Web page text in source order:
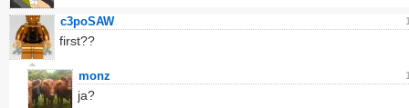
c3poSAW
first??
monz
ja?